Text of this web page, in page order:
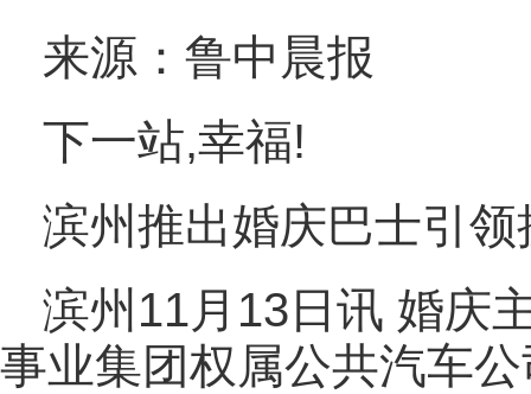
来源：鲁中晨报
下一站,幸福!
滨州推出婚庆巴士引
滨州11月13日讯 婚庆
事业集团权属公共汽车